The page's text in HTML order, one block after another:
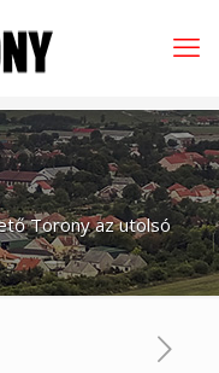
Torony az utolsó